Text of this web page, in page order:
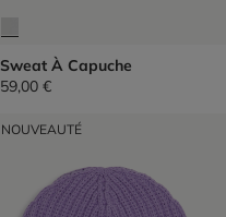
Sweat À Capuche
59,00 €
NOUVEAUTÉ